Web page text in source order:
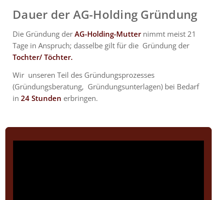
Dauer der AG-Holding Gründung
Die Gründung derAG-Holding-Mutternimmt meist 21
Tage in Anspruch; dasselbe gilt für die Gründung der
Tochter/ Töchter.
Wir unseren Teil des Gründungsprozesses
(Gründungsberatung, Gründungsunterlagen) bei Bedarf
in24 Stunden erbringen.